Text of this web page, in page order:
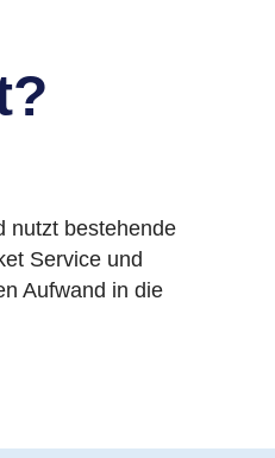
nutzt bestehende
Service und
Aufwand in die